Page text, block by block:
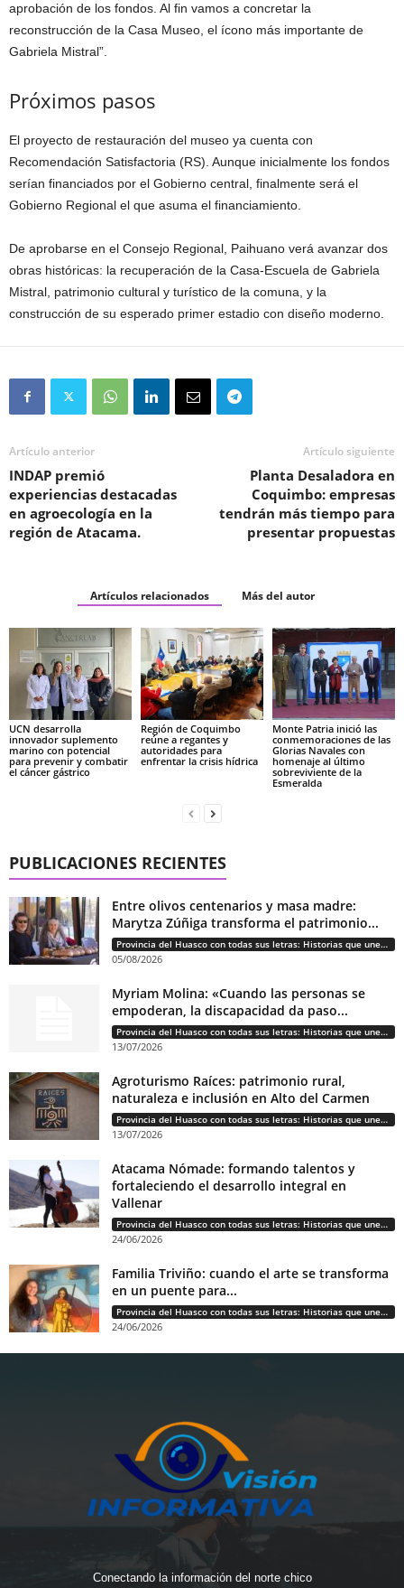
aprobación de los fondos. Al fin vamos a concretar la
reconstrucción de la Casa Museo, el ícono más importante de
Gabriela Mistral”.
Próximos pasos
El proyecto de restauración del museo ya cuenta con
Recomendación Satisfactoria (RS). Aunque inicialmente los fondos
serían financiados por el Gobierno central, finalmente será el
Gobierno Regional el que asuma el financiamiento.
De aprobarse en el Consejo Regional, Paihuano verá avanzar dos
obras históricas: la recuperación de la Casa-Escuela de Gabriela
Mistral, patrimonio cultural y turístico de la comuna, y la
construcción de su esperado primer estadio con diseño moderno.
Artículo anterior
INDAP premió
experiencias destacadas
en agroecología en la
región de Atacama.
Artículo siguiente
Planta Desaladora en
Coquimbo: empresas
tendrán más tiempo para
presentar propuestas
Artículos relacionados Más del autor
UCN desarrolla
innovador suplemento
marino con potencial
para prevenir y combatir
el cáncer gástrico
Región de Coquimbo
reúne a regantes y
autoridades para
enfrentar la crisis hídrica
Monte Patria inició las
conmemoraciones de las
Glorias Navales con
homenaje al último
sobreviviente de la
Esmeralda
PUBLICACIONES RECIENTES
Entre olivos centenarios y masa madre:
Marytza Zúñiga transforma el patrimonio...
Provincia del Huasco con todas sus letras: Historias que unen cultura, diversidad e identidad
05/08/2026
Myriam Molina: «Cuando las personas se
empoderan, la discapacidad da paso...
Provincia del Huasco con todas sus letras: Historias que unen cultura, diversidad e identidad
13/07/2026
Agroturismo Raíces: patrimonio rural,
naturaleza e inclusión en Alto del Carmen
Provincia del Huasco con todas sus letras: Historias que unen cultura, diversidad e identidad
13/07/2026
Atacama Nómade: formando talentos y
fortaleciendo el desarrollo integral en
Vallenar
Provincia del Huasco con todas sus letras: Historias que unen cultura, diversidad e identidad
24/06/2026
Familia Triviño: cuando el arte se transforma
en un puente para...
Provincia del Huasco con todas sus letras: Historias que unen cultura, diversidad e identidad
24/06/2026
Conectando la información del norte chico